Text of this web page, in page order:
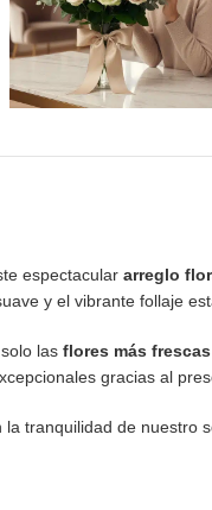
espectacular arreglo
y el vibrante follaje
las flores más frescas
gracias al
tranquilidad de nuestro